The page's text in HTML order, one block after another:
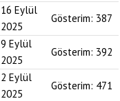
16 Eylül
2025
Gösterim: 387
9 Eylül
2025
Gösterim: 392
2 Eylül
2025
Gösterim: 471